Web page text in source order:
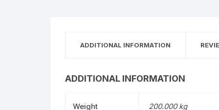
ADDITIONAL INFORMATION
ADDITIONAL INFORMATION
Weight 200.000 kg